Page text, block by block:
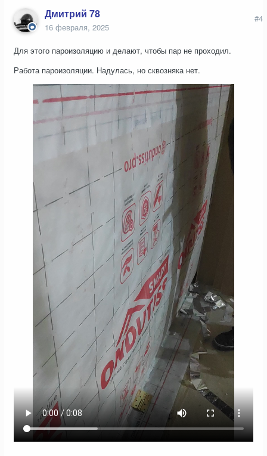
Дмитрий 78
16 февраля, 2025
#4
Для этого пароизоляцию и делают, чтобы пар не проходил.
Работа пароизоляции. Надулась, но сквозняка нет.